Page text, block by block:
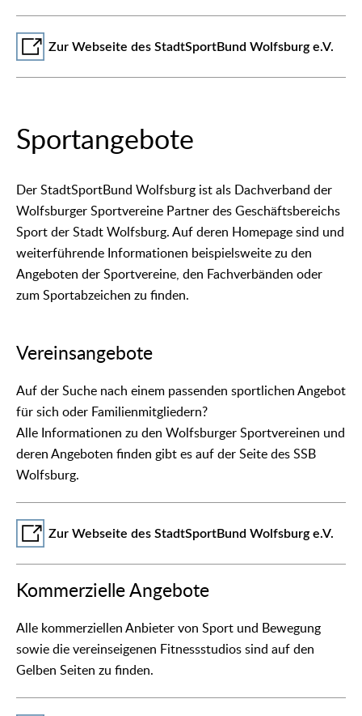
Zur Webseite des StadtSportBund Wolfsburg e.V.
Sportangebote
Der StadtSportBund Wolfsburg ist als Dachverband der
Wolfsburger Sportvereine Partner des Geschäftsbereichs
Sport der Stadt Wolfsburg. Auf deren Homepage sind und
weiterführende Informationen beispielsweite zu den
Angeboten der Sportvereine, den Fachverbänden oder
zum Sportabzeichen zu finden.
Vereinsangebote
Auf der Suche nach einem passenden sportlichen Angebot
für sich oder Familienmitgliedern?
Alle Informationen zu den Wolfsburger Sportvereinen und
deren Angeboten finden gibt es auf der Seite des SSB
Wolfsburg.
Zur Webseite des StadtSportBund Wolfsburg e.V.
Kommerzielle Angebote
Alle kommerziellen Anbieter von Sport und Bewegung
sowie die vereinseigenen Fitnessstudios sind auf den
Gelben Seiten zu finden.